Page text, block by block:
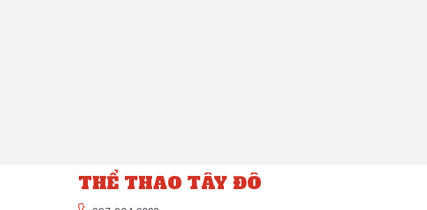
THỂ THAO TÂY ĐÔ